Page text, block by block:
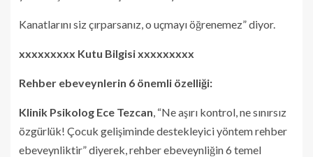
Kanatlarını siz çırparsanız, o uçmayı öğrenemez” diyor.
xxxxxxxxx Kutu Bilgisi xxxxxxxxx
Rehber ebeveynlerin 6 önemli özelliği:
Klinik Psikolog Ece Tezcan , “Ne aşırı kontrol, ne sınırsız
özgürlük! Çocuk gelişiminde destekleyici yöntem rehber
ebeveynliktir” diyerek, rehber ebeveynliğin 6 temel